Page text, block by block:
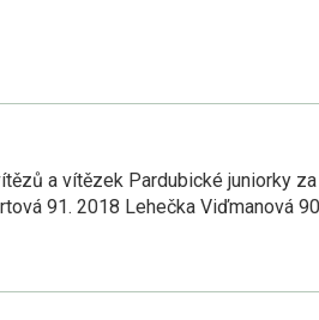
a vítězek Pardubické juniorky
91. 2018 Lehečka Viďmanová